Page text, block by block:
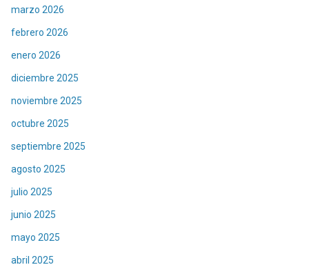
marzo 2026
febrero 2026
enero 2026
diciembre 2025
noviembre 2025
octubre 2025
septiembre 2025
agosto 2025
julio 2025
junio 2025
mayo 2025
abril 2025